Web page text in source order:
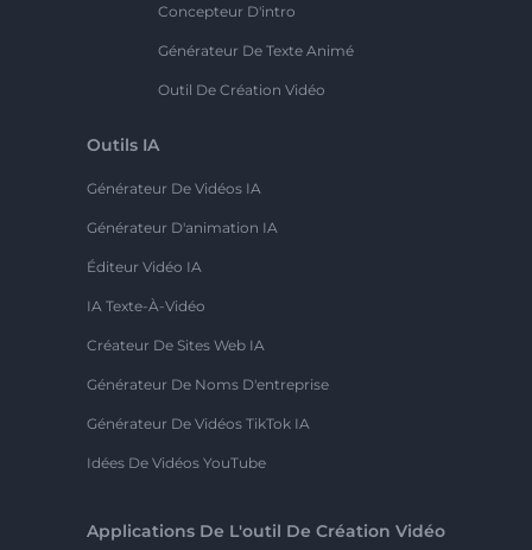
Concepteur D'intro
Générateur De Texte Animé
Outil De Création Vidéo
Outils IA
Générateur De Vidéos IA
Générateur D'animation IA
Éditeur Vidéo IA
IA Texte-À-Vidéo
Créateur De Sites Web IA
Générateur De Noms D'entreprise
Générateur De Vidéos TikTok IA
Idées De Vidéos YouTube
Applications De L'outil De Création Vidéo